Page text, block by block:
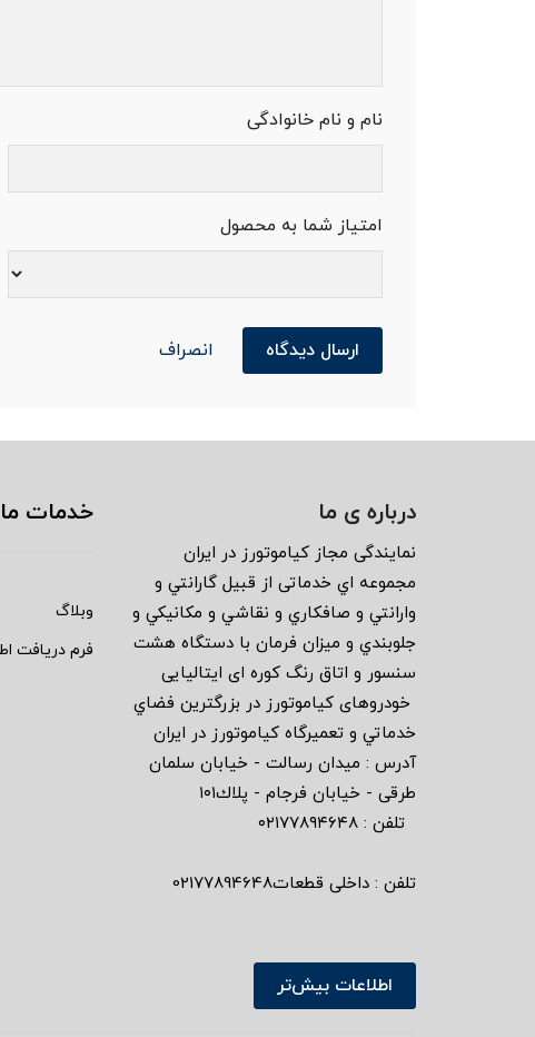
نام و نام خانوادگی
امتیاز شما به محصول
ارسال دیدگاه انصراف
درباره ی ما
نمايندگى مجاز كياموتورز در ايران
مجموعه اي خدماتى از قبيل گارانتي و
وارانتي و صافكاري و نقاشي و مكانيكي و
جلوبندي و ميزان فرمان با دستگاه هشت
سنسور و اتاق رنگ كوره اى ايتاليايى
خودروهاى كياموتورز در بزرگترين فضاي
خدماتي و تعميرگاه كياموتورز در ايران
آدرس : ميدان رسالت - خيابان سلمان
طرقى - خيابان فرجام - پلاك١٠١
تلفن : ٠٢١٧٧٨٩٤٦٤٨
تلفن : داخلی قطعات02177894648
اطلاعات بیش‌تر
خدمات ما
وبلاگ
فرم دریافت